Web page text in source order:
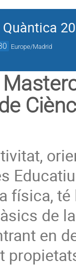
Europe/Madrid
física,
de
en